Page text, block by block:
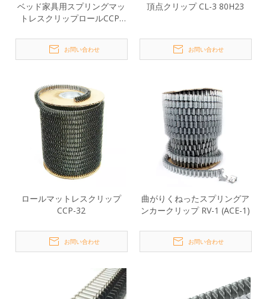
ベッド家具用スプリングマッ
トレスクリップロールCCP-
お問い合わせ
頂点クリップ CL-3 80H23
お問い合わせ
ロールマットレスクリップ
CCP-32
お問い合わせ
曲がりくねったスプリングア
ンカークリップ RV-1 (ACE-1)
お問い合わせ